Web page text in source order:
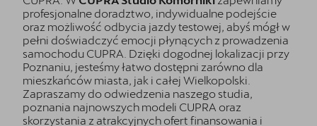
profesjonalne doradztwo, indywidualne podejście
oraz możliwość odbycia jazdy testowej, abyś mógł w
pełni doświadczyć emocji płynących z prowadzenia
samochodu CUPRA. Dzięki dogodnej lokalizacji przy
Poznaniu, jesteśmy łatwo dostępni zarówno dla
mieszkańców miasta, jak i całej Wielkopolski.
Zapraszamy do odwiedzenia naszego studia,
poznania najnowszych modeli CUPRA oraz
skorzystania z atrakcyjnych ofert finansowania i